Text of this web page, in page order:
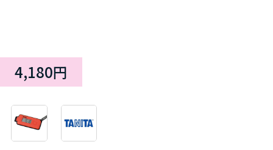
4,180円